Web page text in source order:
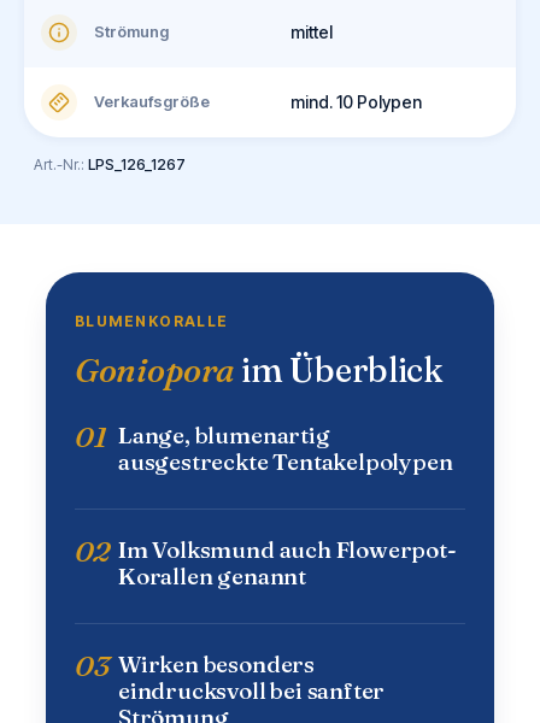
Strömung mittel
Verkaufsgröße mind. 10 Polypen
Art.-Nr.: LPS_126_1267
BLUMENKORALLE
Goniopora im Überblick
01 Lange, blumenartig
ausgestreckte Tentakelpolypen
02 Im Volksmund auch Flowerpot-
Korallen genannt
03 Wirken besonders
eindrucksvoll bei sanfter